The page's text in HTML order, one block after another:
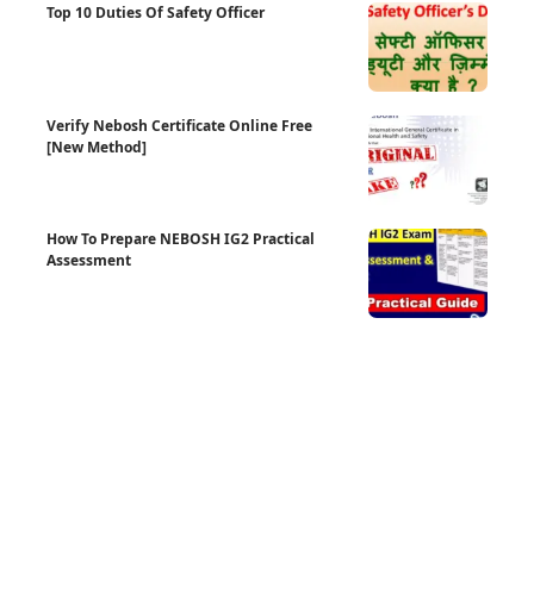
Top 10 Duties Of Safety Officer
Verify Nebosh Certificate Online Free
[New Method]
How To Prepare NEBOSH IG2 Practical
Assessment